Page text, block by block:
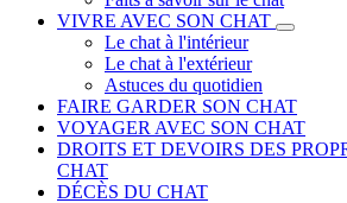
VIVRE AVEC SON CHAT
Le chat à l'intérieur
Le chat à l'extérieur
Astuces du quotidien
FAIRE GARDER SON CHAT
VOYAGER AVEC SON CHAT
DROITS ET DEVOIRS DES
CHAT
DÉCÈS DU CHAT